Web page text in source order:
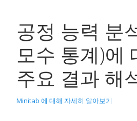
공정 능력 분
모수 통계)에
주요 결과 해
Minitab 에 대해 자세히 알아보기